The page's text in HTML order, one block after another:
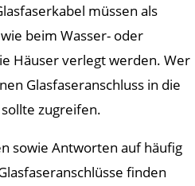
müssen als
beim Wasser- oder
Häuser verlegt werden. Wer
Glasfaseranschluss in die
zugreifen.
sowie Antworten auf häufig
finden